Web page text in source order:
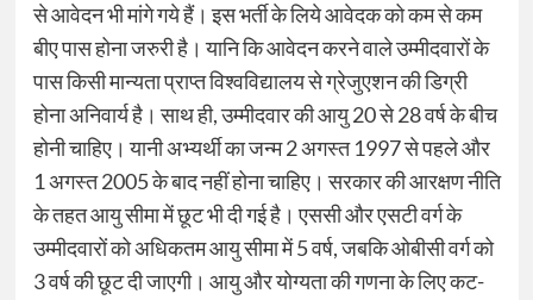
से आवेदन भी मांगे गये हैं। इस भर्ती के लिये आवेदक को कम से कम
बीए पास होना जरुरी है। यानि कि आवेदन करने वाले उम्मीदवारों के
पास किसी मान्यता प्राप्त विश्वविद्यालय से ग्रेजुएशन की डिग्री
होना अनिवार्य है। साथ ही, उम्मीदवार की आयु 20 से 28 वर्ष के बीच
होनी चाहिए। यानी अभ्यर्थी का जन्म 2 अगस्त 1997 से पहले और
1 अगस्त 2005 के बाद नहीं होना चाहिए। सरकार की आरक्षण नीति
के तहत आयु सीमा में छूट भी दी गई है। एससी और एसटी वर्ग के
उम्मीदवारों को अधिकतम आयु सीमा में 5 वर्ष, जबकि ओबीसी वर्ग को
3 वर्ष की छूट दी जाएगी। आयु और योग्यता की गणना के लिए कट-